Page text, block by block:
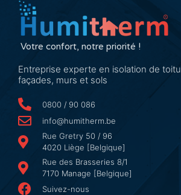
Votre confort, notre priorité !
Entreprise experte en isolation de
façades, murs et sols
0800 / 90 086
info@humitherm.be
Rue Gretry 50 / 96
4020 Liège [Belgique]
Rue des Brasseries 8/1
7170 Manage [Belgique]
Suivez-nous